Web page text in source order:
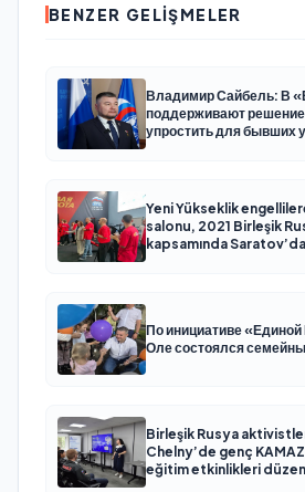
BENZER GELIŞMELER
Владимир Сайбель: В
поддерживают
упростить для бывших
Yeni Yükseklik
salonu, 2021 Birleşik
kapsamında Saratov’da
По инициативе
Оле состоялся
Birleşik Rusya
Chelny’de genç
eğitim etkinlikleri